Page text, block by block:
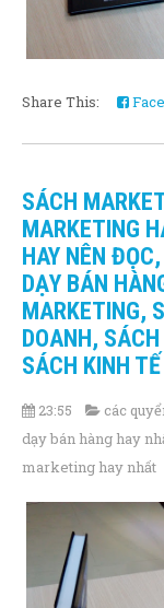
Share This:
SÁCH
MARKETING
HAY NÊN
DẠY BÁN
MARKETING,
DOANH,
SÁCH KINH
23:55 các
dạy bán hàng hay
marketing hay nhất